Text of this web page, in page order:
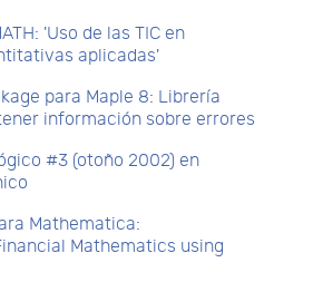
'Uso de las TIC en
aplicadas'
para Maple 8: Librería
información sobre errores
#3 (otoño 2002) en
Mathematica:
Mathematics using